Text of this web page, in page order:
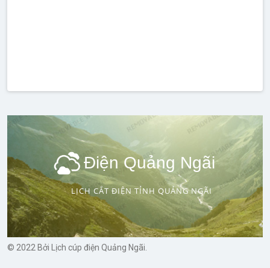
Điện Quảng Ngãi
LỊCH CẮT ĐIỆN TỈNH QUẢNG NGÃI
© 2022 Bởi Lịch cúp điện Quảng Ngãi.